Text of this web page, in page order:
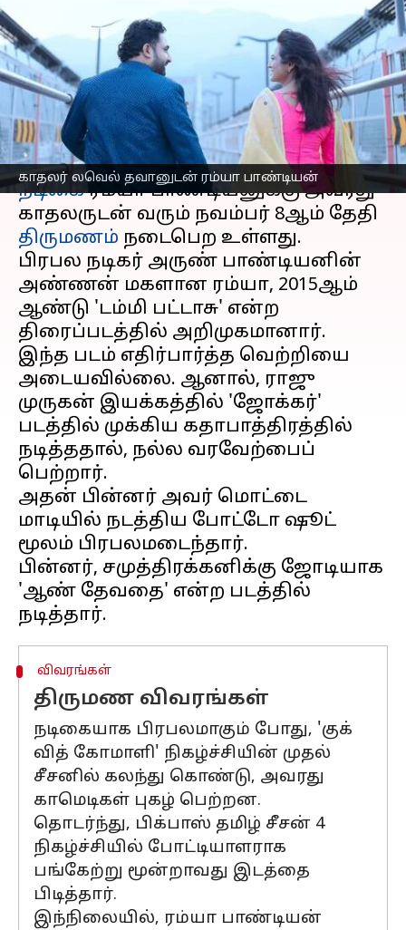
காதலர் லவெல் தவானுடன் ரம்யா பாண்டியன்
பிடிக்கும் நடிகை ரம்யா
பாண்டியன்; வெளியான
திருமண விவரங்கள்
எழுதியவர் Venkatalakshmi V Oct 28, 2024 05:45 pm
செய்தி முன்னோட்டம்
நடிகைரம்யா பாண்டியனுக்கு அவரது
காதலருடன் வரும் நவம்பர் 8ஆம் தேதி
திருமணம் நடைபெற உள்ளது.
பிரபல நடிகர் அருண் பாண்டியனின்
அண்ணன் மகளான ரம்யா, 2015ஆம்
ஆண்டு 'டம்மி பட்டாசு' என்ற
திரைப்படத்தில் அறிமுகமானார்.
இந்த படம் எதிர்பார்த்த வெற்றியை
அடையவில்லை. ஆனால், ராஜு
முருகன் இயக்கத்தில் 'ஜோக்கர்'
படத்தில் முக்கிய கதாபாத்திரத்தில்
நடித்ததால், நல்ல வரவேற்பைப்
பெற்றார்.
அதன் பின்னர் அவர் மொட்டை
மாடியில் நடத்திய போட்டோ ஷூட்
மூலம் பிரபலமடைந்தார்.
பின்னர், சமுத்திரக்கனிக்கு ஜோடியாக
'ஆண் தேவதை' என்ற படத்தில்
விவரங்கள்
திருமண விவரங்கள்
நடிகையாக பிரபலமாகும் போது, 'குக்
வித் கோமாளி' நிகழ்ச்சியின் முதல்
சீசனில் கலந்து கொண்டு, அவரது
காமெடிகள் புகழ் பெற்றன.
தொடர்ந்து, பிக்பாஸ் தமிழ் சீசன் 4
நிகழ்ச்சியில் போட்டியாளராக
பங்கேற்று மூன்றாவது இடத்தை
பிடித்தார்.
இந்நிலையில், ரம்யா பாண்டியன்